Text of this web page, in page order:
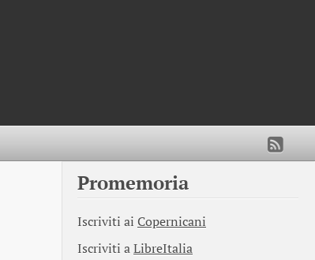
Promemoria
Iscriviti ai Copernicani
Iscriviti aLibreItalia